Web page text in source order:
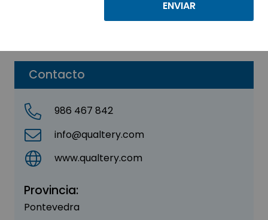
Contacto
986 467 842
info@qualtery.com
www.qualtery.com
Provincia:
Pontevedra